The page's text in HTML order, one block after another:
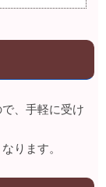
、手軽に受け
ります。